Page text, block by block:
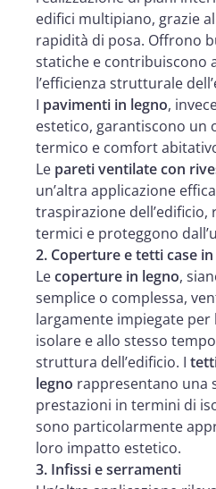
edifici multipiano, grazie
rapidità di posa. Offrono
statiche e contribuiscono
l’efficienza strutturale
I pavimenti in legno,
estetico, garantiscono un
termico e comfort
Le pareti ventilate con
un’altra applicazione
traspirazione
termici e proteggono
2. Coperture e tetti case
Lecoperture in legno,
semplice o complessa,
largamente impiegate per
isolare e allo stesso
struttura dell’edificio. I
legno rappresentano una
prestazioni in termini di
sono particolarmente
loro impatto estetico.
3. Infissi e serramenti